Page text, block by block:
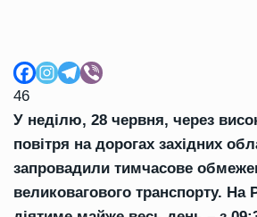
46
У неділю, 28 червня, через
повітря на дорогах західних
запровадили тимчасове
великовагового транспорту. На